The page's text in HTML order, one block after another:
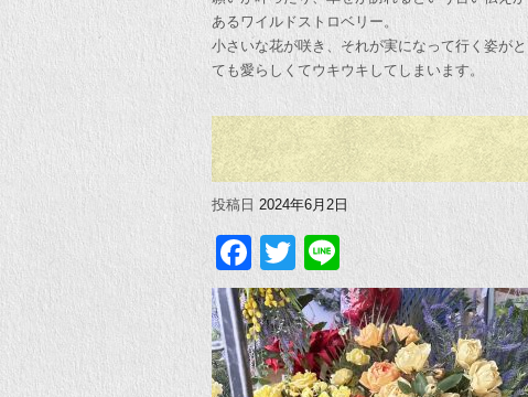
あるワイルドストロベリー。
小さいな花が咲き、それが実になって行く姿がと
ても愛らしくてウキウキしてしまいます。
投稿日 2024年6月2日
Facebook
Twitter
Line